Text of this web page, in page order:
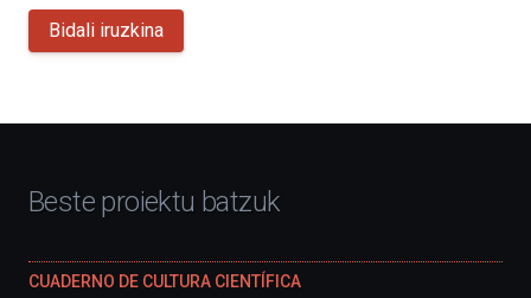
Bidali iruzkina
Beste proiektu batzuk
CUADERNO DE CULTURA CIENTÍFICA